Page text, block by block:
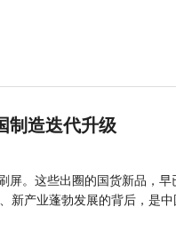
制造迭代升级
屏。这些出圈的国货新品，
新产业蓬勃发展的背后，是中